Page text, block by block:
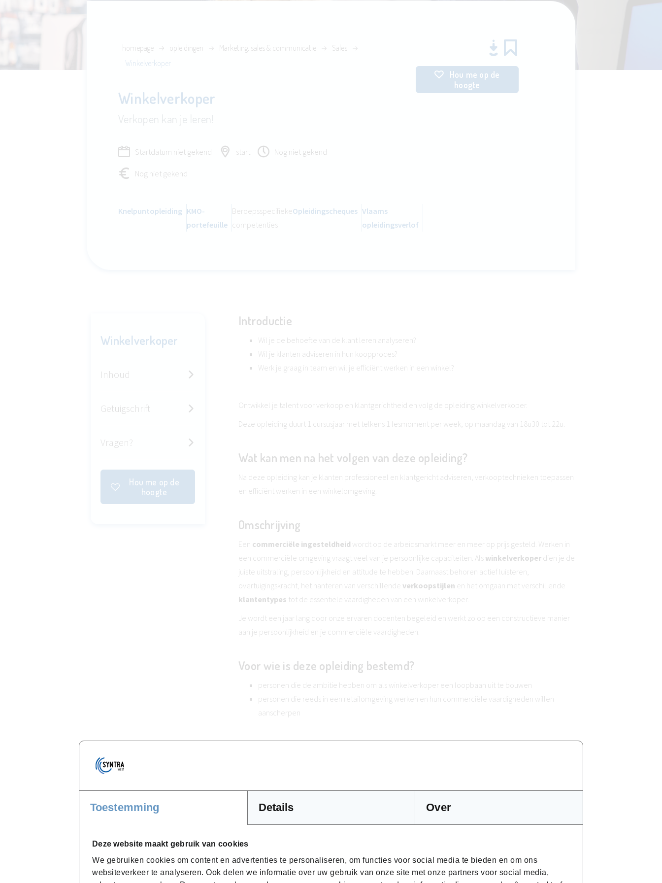
Toestemming Details Over
Deze website maakt gebruik van cookies
We gebruiken cookies om content en advertenties te personaliseren, om functies voor social media te bieden en om ons
websiteverkeer te analyseren. Ook delen we informatie over uw gebruik van onze site met onze partners voor social media,
homepage opleidingen Marketing, sales & communicatie
Sales
Winkelverkoper
Winkelverkoper
Startdatum niet gekend start Nog niet gekend
Nog niet gekend
Knelpuntopleiding KMO-
portefeuille
Beroepsspecifieke
competenties
Opleidingscheques Vlaams
opleidingsverlof
Hou me op de
hoogte
Winkelverkoper
Inhoud
Getuigschrift
Vragen?
Hou me op de
hoogte
Introductie
Wil je de behoefte van de klant leren analyseren?
Wil je klanten adviseren in hun koopproces?
Werk je graag in team en wil je efficiënt werken in een winkel?
Ontwikkel je talent voor verkoop en klantgerichtheid en volg de opleiding winkelverkoper.
Deze opleiding duurt 1 cursusjaar met telkens 1 lesmoment per week, op maandag van 18u30 tot 22u.
Wat kan men na het volgen van deze opleiding?
Na deze opleiding kan je klanten professioneel en klantgericht adviseren, verkooptechnieken toepassen
en efficiënt werken in een winkelomgeving.
Omschrijving
Een commerciële ingesteldheid wordt op de arbeidsmarkt meer en meer op prijs gesteld. Werken in
een commerciële omgeving vraagt veel van je persoonlijke capaciteiten. Als winkelverkoper dien je de
juiste uitstraling, persoonlijkheid en attitude te hebben. Daarnaast behoren actief luisteren,
overtuigingskracht, het hanteren van verschillende verkoopstijlen en het omgaan met verschillende
klantentypes tot de essentiële vaardigheden van een winkelverkoper.
Je wordt een jaar lang door onze ervaren docenten begeleid en werkt zo op een constructieve manier
aan je persoonlijkheid en je commerciële vaardigheden.
Voor wie is deze opleiding bestemd?
personen die de ambitie hebben om als winkelverkoper een loopbaan uit te bouwen
personen die reeds in een retailomgeving werken en hun commerciële vaardigheden willen
aanscherpen
Hoe ziet het programma van deze opleiding eruit?
Behoeftemodellen
De digitale klant